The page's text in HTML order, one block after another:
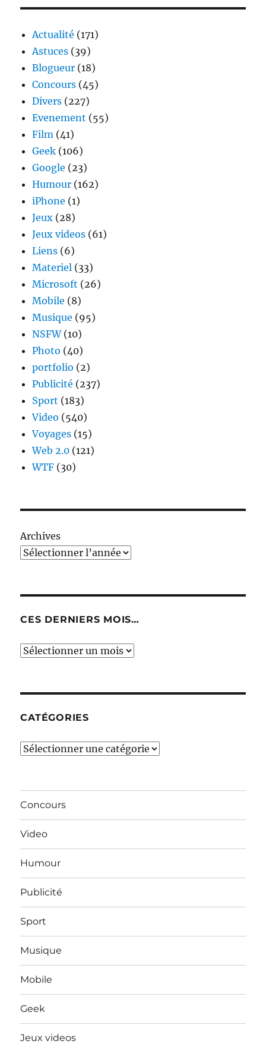
Actualité (171)
Astuces (39)
Blogueur (18)
Concours (45)
Divers (227)
Evenement (55)
Film (41)
Geek (106)
Google (23)
Humour (162)
iPhone (1)
Jeux (28)
Jeux videos (61)
Liens (6)
Materiel (33)
Microsoft (26)
Mobile (8)
Musique (95)
NSFW(10)
Photo (40)
portfolio (2)
Publicité (237)
Sport (183)
Video (540)
Voyages (15)
Web 2.0 (121)
WTF (30)
Archives
CES DERNIERS MOIS…
Ces
CATÉGORIES
Catégories
Concours
Video
Humour
Publicité
Sport
Musique
Mobile
Geek
Jeux videos